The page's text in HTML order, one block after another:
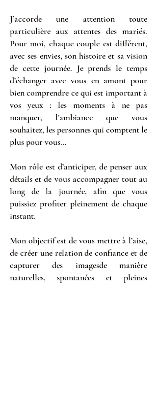
J’accorde une attention toute
particulière aux attentes des mariés.
Pour moi, chaque couple est différent,
avec ses envies, son histoire et sa vision
de cette journée. Je prends le temps
d’échanger avec vous en amont pour
bien comprendre ce qui est important à
vos yeux : les moments à ne pas
manquer, l’ambiance que vous
souhaitez, les personnes qui comptent le
plus pour vous…
Mon rôle est d’anticiper, de penser aux
détails et de vous accompagner tout au
long de la journée, afin que vous
puissiez profiter pleinement de chaque
instant.
Mon objectif est de vous mettre à l’aise,
de créer une relation de confiance et de
capturer des imagesde manière
naturelles, spontanées et pleines